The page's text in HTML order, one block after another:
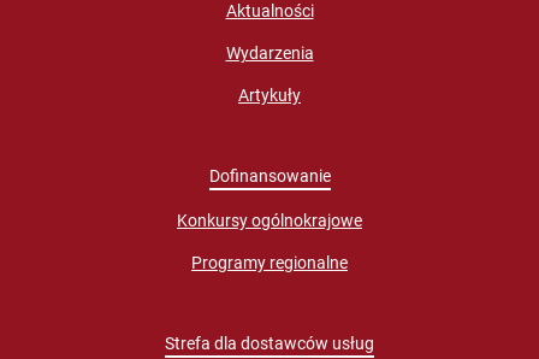
Aktualności
Wydarzenia
Artykuły
Dofinansowanie
Konkursy ogólnokrajowe
Programy regionalne
Strefa dla dostawców usług